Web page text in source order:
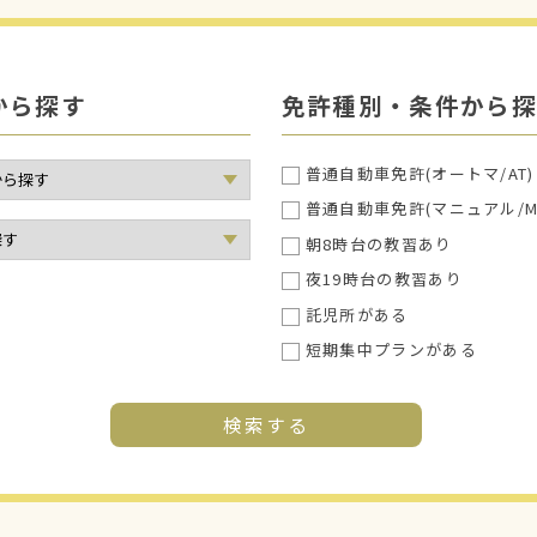
ら探す 免許種別・条件から
普通自動車免許(オートマ/AT)
普通自動車免許(マニュアル/
朝8時台の教習あり
夜19時台の教習あり
託児所がある
短期集中プランがある